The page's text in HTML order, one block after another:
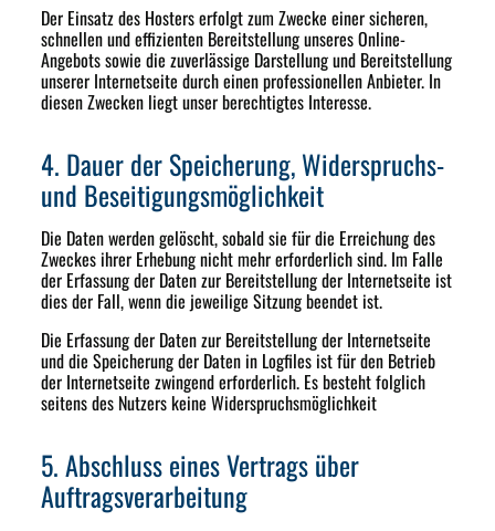
Der Einsatz des Hosters erfolgt zum Zwecke einer sicheren,
schnellen und effizienten Bereitstellung unseres Online-
Angebots sowie die zuverlässige Darstellung und Bereitstellung
unserer Internetseite durch einen professionellen Anbieter. In
diesen Zwecken liegt unser berechtigtes Interesse.
4. Dauer der Speicherung, Widerspruchs-
und Beseitigungsmöglichkeit
Die Daten werden gelöscht, sobald sie für die Erreichung des
Zweckes ihrer Erhebung nicht mehr erforderlich sind. Im Falle
der Erfassung der Daten zur Bereitstellung der Internetseite ist
dies der Fall, wenn die jeweilige Sitzung beendet ist.
Die Erfassung der Daten zur Bereitstellung der Internetseite
und die Speicherung der Daten in Logfiles ist für den Betrieb
der Internetseite zwingend erforderlich. Es besteht folglich
seitens des Nutzers keine Widerspruchsmöglichkeit
5. Abschluss eines Vertrags über
Auftragsverarbeitung